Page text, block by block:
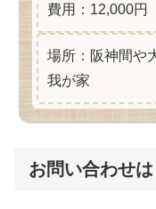
費用：12,000円
場所：阪神間や
我が家
お問い合わせ